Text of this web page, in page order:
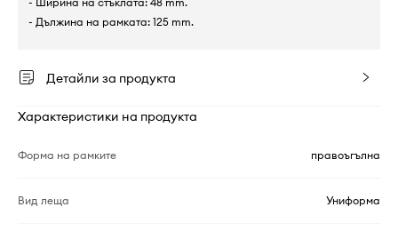
- Дължина на рамката: 125 mm.
Детайли за продукта
Характеристики на продукта
Форма на рамките правоъгълна
Вид леща Униформа